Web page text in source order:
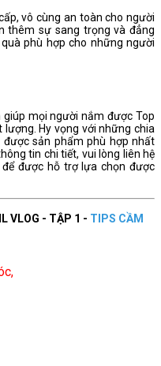
vô cùng an toàn cho người
thêm sự sang trọng và đẳng
phù hợp cho những người
mọi người nắm được Top
Hy vọng với những chia
được sản phẩm phù hợp nhất
tin chi tiết, vui lòng liên hệ
được hỗ trợ lựa chọn được
VLOG - TẬP 1 - TIPS CẦM